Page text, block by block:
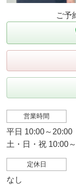
ご予
営業時間
平日 10:00～20:00
土・日・祝 10:00
定休日
なし